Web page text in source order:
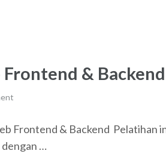
& Backend
Frontend & Backend Pelatihan
dengan …